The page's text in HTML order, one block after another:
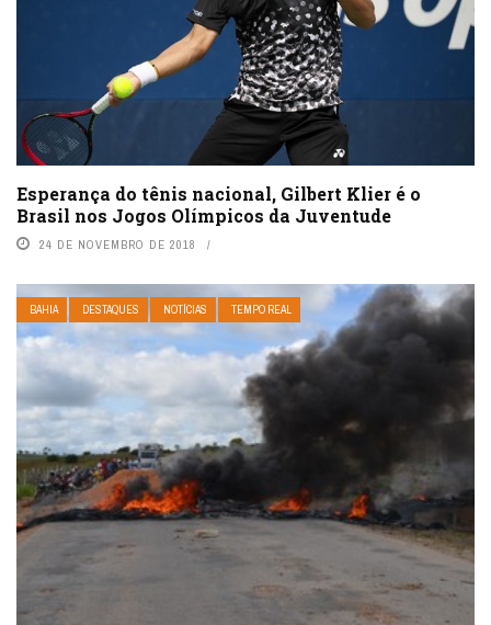
Esperança do tênis nacional, Gilbert Klier é o
Brasil nos Jogos Olímpicos da Juventude
24 DE NOVEMBRO DE 2018
BAHIA DESTAQUES NOTÍCIAS TEMPO REAL